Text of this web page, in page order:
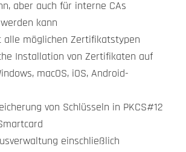
aber auch für interne CAs
kann
alle möglichen Zertifikatstypen
Installation von Zertifikaten auf
macOS, iOS, Android-
von Schlüsseln in PKCS#12
einschließlich